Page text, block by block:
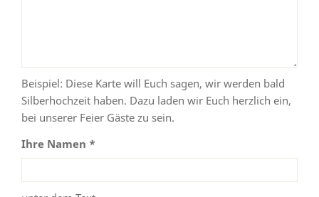
Beispiel: Diese Karte will Euch sagen, wir werden bald
Silberhochzeit haben. Dazu laden wir Euch herzlich ein,
bei unserer Feier Gäste zu sein.
Ihre Namen *